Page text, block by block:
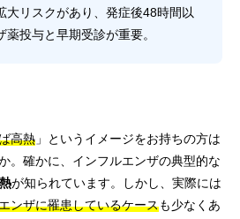
大リスクがあり、発症後48時間以
投与と早期受診が重要。
高熱 」というイメージをお持ちの方は
。確かに、インフルエンザの典型的な
が知られています。しかし、実際には
ンザに罹患しているケースも少なくあ